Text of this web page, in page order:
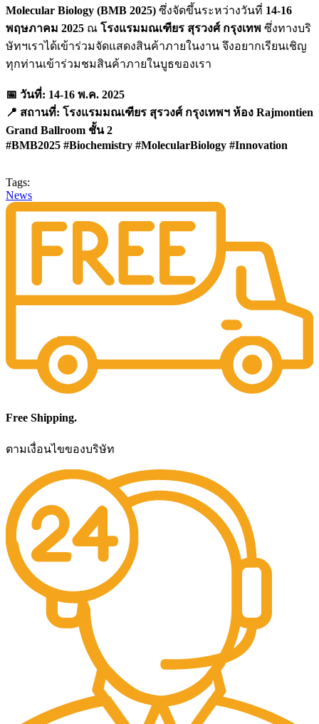
Molecular Biology (BMB 2025) ซึ่งจัดขึ้นระหว่างวันที่ 14-16
พฤษภาคม 2025 ณ โรงแรมมณเฑียร สุรวงศ์ กรุงเทพ ซึ่งทางบริ
ษัทฯเราได้เข้าร่วมจัดแสดงสินค้าภายในงาน จึงอยากเรียนเชิญ
ทุกท่านเข้าร่วมชมสินค้าภายในบูธของเรา
📅 วันที่: 14-16 พ.ค. 2025
📍 สถานที่: โรงแรมมณเฑียร สุรวงศ์ กรุงเทพฯ ห้อง Rajmontien
Grand Ballroom ชั้น 2
#BMB2025 #Biochemistry #MolecularBiology #Innovation
Tags:
News
Free Shipping.
ตามเงื่อนไขของบริษัท